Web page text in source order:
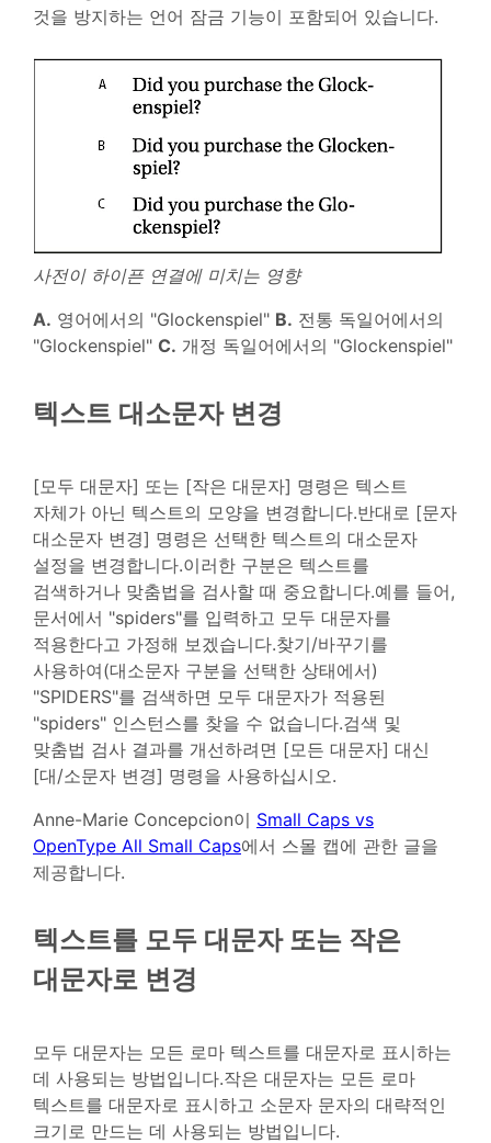
것을 방지하는 언어 잠금 기능이 포함되어 있습니다.
사전이 하이픈 연결에 미치는 영향
A. 영어에서의 "Glockenspiel" B. 전통 독일어에서의
"Glockenspiel" C. 개정 독일어에서의 "Glockenspiel"
텍스트 대소문자 변경
[모두 대문자] 또는 [작은 대문자] 명령은 텍스트
자체가 아닌 텍스트의 모양을 변경합니다.반대로 [문자
대소문자 변경] 명령은 선택한 텍스트의 대소문자
설정을 변경합니다.이러한 구분은 텍스트를
검색하거나 맞춤법을 검사할 때 중요합니다.예를 들어,
문서에서 "spiders"를 입력하고 모두 대문자를
적용한다고 가정해 보겠습니다.찾기/바꾸기를
사용하여(대소문자 구분을 선택한 상태에서)
"SPIDERS"를 검색하면 모두 대문자가 적용된
"spiders" 인스턴스를 찾을 수 없습니다.검색 및
맞춤법 검사 결과를 개선하려면 [모든 대문자] 대신
[대/소문자 변경] 명령을 사용하십시오.
Anne-Marie Concepcion이 Small Caps vs
OpenType All Small Caps에서 스몰 캡에 관한 글을
제공합니다.
텍스트를 모두 대문자 또는 작은
대문자로 변경
모두 대문자는 모든 로마 텍스트를 대문자로 표시하는
데 사용되는 방법입니다.작은 대문자는 모든 로마
텍스트를 대문자로 표시하고 소문자 문자의 대략적인
크기로 만드는 데 사용되는 방법입니다.